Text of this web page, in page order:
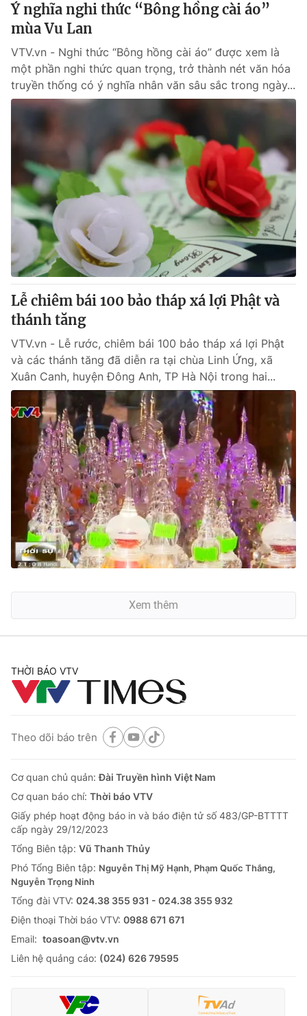
Ý nghĩa nghi thức “Bông hồng cài áo”
mùa Vu Lan
VTV.vn - Nghi thức “Bông hồng cài áo” được xem là
một phần nghi thức quan trọng, trở thành nét văn hóa
truyền thống có ý nghĩa nhân văn sâu sắc trong ngày...
Lễ chiêm bái 100 bảo tháp xá lợi Phật và
thánh tăng
VTV.vn - Lễ rước, chiêm bái 100 bảo tháp xá lợi Phật
và các thánh tăng đã diễn ra tại chùa Linh Ứng, xã
Xuân Canh, huyện Đông Anh, TP Hà Nội trong hai...
Xem thêm
THỜI BÁO VTV
Theo dõi báo trên
Cơ quan chủ quản:Đài Truyền hình Việt Nam
Cơ quan báo chí: Thời báo VTV
Giấy phép hoạt động báo in và báo điện tử số 483/GP-BTTTT
cấp ngày 29/12/2023
Tổng Biên tập: Vũ Thanh Thủy
Phó Tổng Biên tập: Nguyễn Thị Mỹ Hạnh, Phạm Quốc Thắng,
Nguyễn Trọng Ninh
Tổng đài VTV: 024.38 355 931 - 024.38 355 932
Ðiện thoại Thời báo VTV: 0988 671 671
Email: toasoan@vtv.vn
Liên hệ quảng cáo: (024) 626 79595